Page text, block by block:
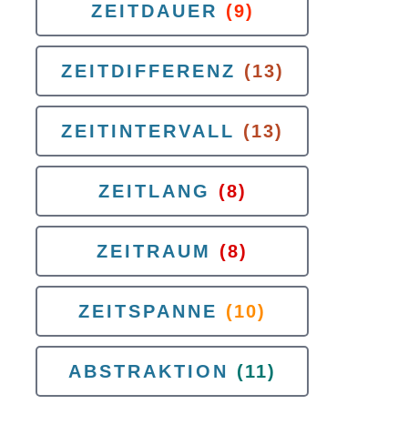
ZEITDAUER (9)
ZEITDIFFERENZ (13)
ZEITINTERVALL (13)
ZEITLANG (8)
ZEITRAUM (8)
ZEITSPANNE (10)
ABSTRAKTION (11)